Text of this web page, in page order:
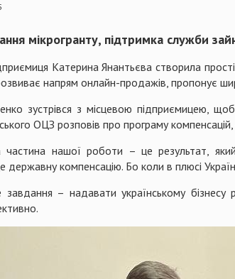
мікрогранту, підтримка служби
Катерина Янантьєва створила
напрям онлайн-продажів, пропонує
зустрівся з місцевою підприємицею,
ОЦЗ розповів про програму компенсацій,
частина нашої роботи – це результат,
державну компенсацію. Бо коли в плюсі
– надавати українському